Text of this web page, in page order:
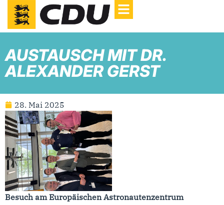
AUSTAUSCH MIT DR.
ALEXANDER GERST
28. Mai 2025
Besuch am Europäischen Astronautenzentrum